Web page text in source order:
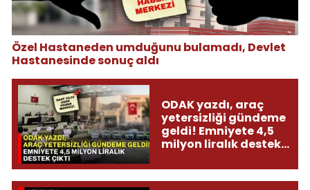
Özel Hastaneden umduğunu bulamadı, Devlet
Hastanesinde sonuç aldı
ODAK yazdı, araç
yetersizliği gündeme
geldi! Emniyete 4,5
milyon liralık destek